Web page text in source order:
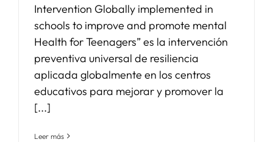
Intervention Globally implemented in
schools to improve and promote mental
Health for Teenagers” es la intervención
preventiva universal de resiliencia
aplicada globalmente en los centros
educativos para mejorar y promover la
[...]
Leer más